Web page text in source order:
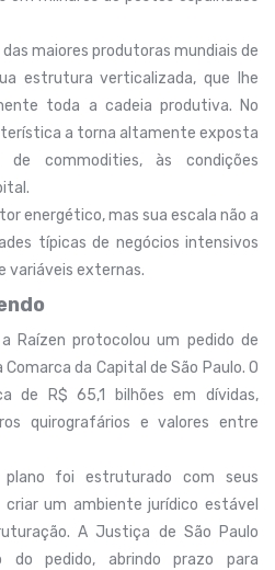
maiores produtoras mundiais de
estrutura verticalizada, que lhe
toda a cadeia produtiva. No
a torna altamente exposta
commodities, às condições
energético, mas sua escala não a
típicas de negócios intensivos
variáveis externas.
Raízen protocolou um pedido de
da Capital de São Paulo. O
de R$ 65,1 bilhões em dívidas,
quirografários e valores entre
plano foi estruturado com seus
um ambiente jurídico estável
A Justiça de São Paulo
do pedido, abrindo prazo para